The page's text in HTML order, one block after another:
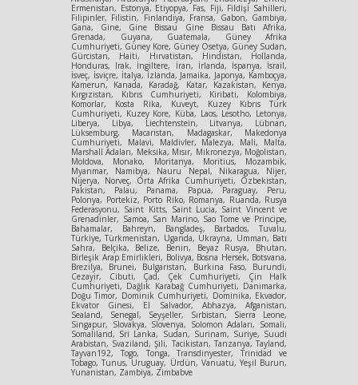
Ermenistan, Estonya, Etiyopya, Fas, Fiji, Fildişi Sahilleri,
Filipinler, Filistin, Finlandiya, Fransa, Gabon, Gambiya,
Gana, Gine, Gine Bissau Gine Bissau Batı Afrika,
Grenada, Guyana, Guatemala, Güney Afrika
Cumhuriyeti, Güney Kore, Güney Osetya, Güney Sudan,
Gürcistan, Haiti, Hırvatistan, Hindistan, Hollanda,
Honduras, Irak, İngiltere, İran, İrlanda, İspanya, İsrail,
İsveç, İsviçre, İtalya, İzlanda, Jamaika, Japonya, Kamboçya,
Kamerun, Kanada, Karadağ, Katar, Kazakistan, Kenya,
Kırgızistan, Kıbrıs Cumhuriyeti, Kiribati, Kolombiya,
Komorlar, Kosta Rika, Kuveyt, Kuzey Kıbrıs Türk
Cumhuriyeti, Kuzey Kore, Küba, Laos, Lesotho, Letonya,
Liberya, Libya, Liechtenstein, Litvanya, Lübnan,
Lüksemburg, Macaristan, Madagaskar, Makedonya
Cumhuriyeti, Malavi, Maldivler, Malezya, Mali, Malta,
Marshall Adaları, Meksika, Mısır, Mikronezya, Moğolistan,
Moldova, Monako, Moritanya, Moritius, Mozambik,
Myanmar, Namibya, Nauru Nepal, Nikaragua, Nijer,
Nijerya, Norveç, Orta Afrika Cumhuriyeti, Özbekistan,
Pakistan, Palau, Panama, Papua, Paraguay, Peru,
Polonya, Portekiz, Porto Riko, Romanya, Ruanda, Rusya
Federasyonu, Saint Kitts, Saint Lucia, Saint Vincent ve
Grenadinler, Samoa, San Marino, Sao Tome ve Principe,
Bahamalar, Bahreyn, Bangladeş, Barbados, Tuvalu,
Türkiye, Türkmenistan, Uganda, Ukrayna, Umman, Batı
Sahra, Belçika, Belize, Benin, Beyaz Rusya, Bhutan,
Birleşik Arap Emirlikleri, Bolivya, Bosna Hersek, Botsvana,
Brezilya, Brunei, Bulgaristan, Burkina Faso, Burundi,
Cezayir, Cibuti, Çad, Çek Cumhuriyeti, Çin Halk
Cumhuriyeti, Dağlık Karabağ Cumhuriyeti, Danimarka,
Doğu Timor, Dominik Cumhuriyeti, Dominika, Ekvador,
Ekvator Ginesi, El Salvador, Abhazya, Afganistan,
Sealand, Senegal, Seyşeller, Sırbistan, Sierra Leone,
Singapur, Slovakya, Slovenya, Solomon Adaları, Somali,
Somaliland, Sri Lanka, Sudan, Surinam, Suriye, Suudi
Arabistan, Svaziland, Şili, Tacikistan, Tanzanya, Tayland,
Tayvan192, Togo, Tonga, Transdinyester, Trinidad ve
Tobago, Tunus, Uruguay, Ürdün, Vanuatu, Yeşil Burun,
Yunanistan, Zambiya, Zimbabve